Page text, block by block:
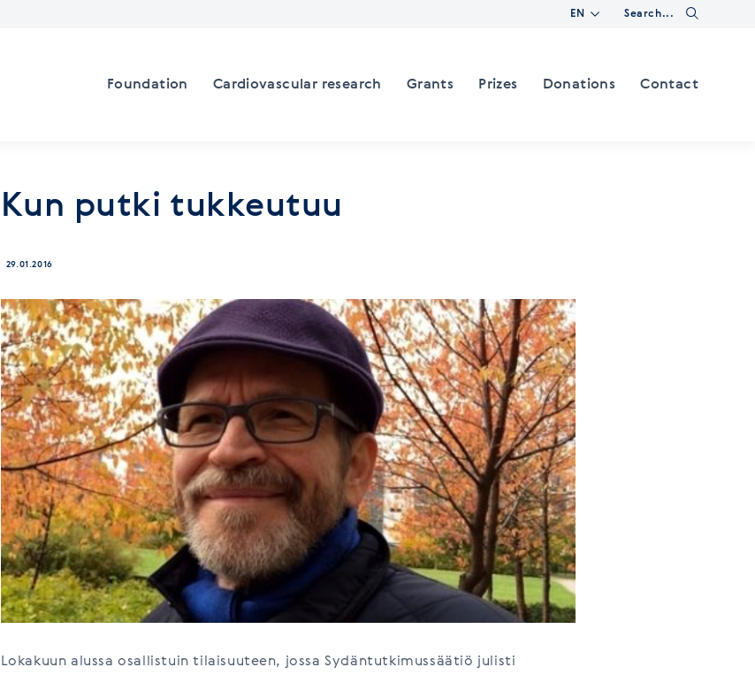
Search
Foundation Cardiovascular research Grants Prizes Donations Contact
Kun putki tukkeutuu
29.01.2016
Lokakuun alussa osallistuin tilaisuuteen, jossa Sydäntutkimussäätiö julisti